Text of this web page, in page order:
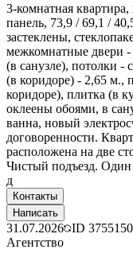
3-комнатная квартира,
панель, 73,9 / 69,1 /
застеклены,
межкомнатные двери
(в санузле), потолки -
(в коридоре) - 2,65 м.,
коридоре), плитка (в
оклеены обоями, в
ванна, новый
договоренности.
расположена на две
Чистый подъезд. Один
д
Контакты
Написать
31.07.2026 ID 3755150
Агентство